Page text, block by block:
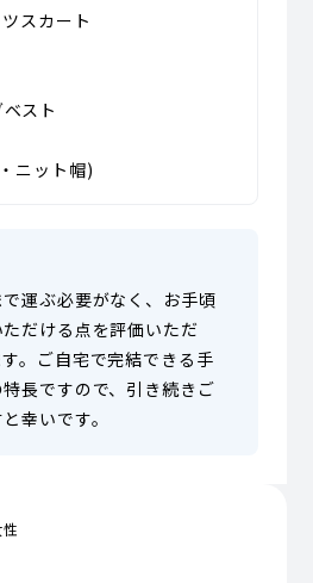
スカート
スト
ニット帽)
運ぶ必要がなく、お手頃
だける点を評価いただ
。ご自宅で完結できる手
長ですので、引き続きご
幸いです。